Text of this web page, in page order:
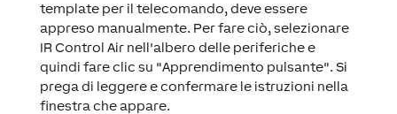
template per il telecomando, deve essere
appreso manualmente. Per fare ciò, selezionare
IR Control Air nell'albero delle periferiche e
quindi fare clic su "Apprendimento pulsante". Si
prega di leggere e confermare le istruzioni nella
finestra che appare.